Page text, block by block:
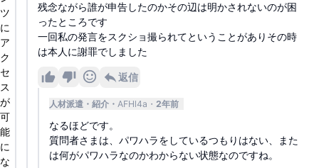
ツ
に
ア
ク
セ
ス
が
可
能
に
な
残念ながら誰が申告したのかその辺は明かされないのが困
ったところです
一回私の発言をスクショ撮られてということがありその時
は本人に謝罪でしました
返信
人材派遣・紹介 AFHl4a 2年前
なるほどです。
質問者さまは、パワハラをしているつもりはない、また
は何がパワハラなのかわからない状態なのですね。